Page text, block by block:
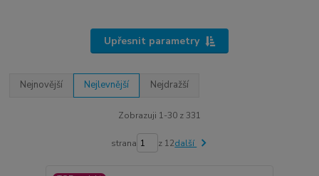
Upřesnit parametry
Nejnovější Nejlevnější Nejdražší
Zobrazuji 1-30 z 331
strana z 12další